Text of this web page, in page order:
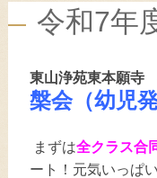
令和7年
東山浄苑東本願寺
槃会（幼児
まずは全クラス合
ート！元気いっぱ